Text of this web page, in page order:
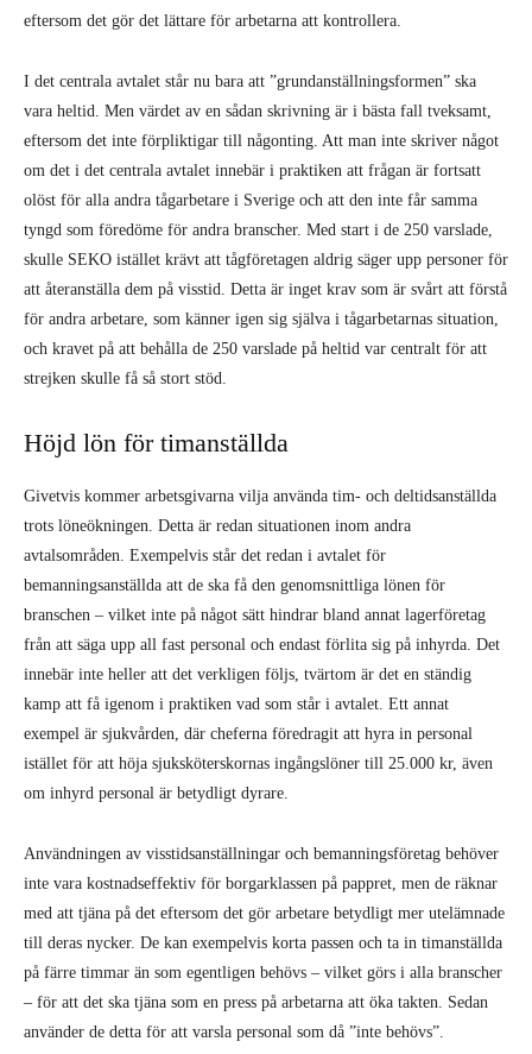
eftersom det gör det lättare för arbetarna att kontrollera.
I det centrala avtalet står nu bara att ”grundanställningsformen” ska
vara heltid. Men värdet av en sådan skrivning är i bästa fall tveksamt,
eftersom det inte förpliktigar till någonting. Att man inte skriver något
om det i det centrala avtalet innebär i praktiken att frågan är fortsatt
olöst för alla andra tågarbetare i Sverige och att den inte får samma
tyngd som föredöme för andra branscher. Med start i de 250 varslade,
skulle SEKO istället krävt att tågföretagen aldrig säger upp personer för
att återanställa dem på visstid. Detta är inget krav som är svårt att förstå
för andra arbetare, som känner igen sig själva i tågarbetarnas situation,
och kravet på att behålla de 250 varslade på heltid var centralt för att
strejken skulle få så stort stöd.
Höjd lön för timanställda
Givetvis kommer arbetsgivarna vilja använda tim- och deltidsanställda
trots löneökningen. Detta är redan situationen inom andra
avtalsområden. Exempelvis står det redan i avtalet för
bemanningsanställda att de ska få den genomsnittliga lönen för
branschen – vilket inte på något sätt hindrar bland annat lagerföretag
från att säga upp all fast personal och endast förlita sig på inhyrda. Det
innebär inte heller att det verkligen följs, tvärtom är det en ständig
kamp att få igenom i praktiken vad som står i avtalet. Ett annat
exempel är sjukvården, där cheferna föredragit att hyra in personal
istället för att höja sjuksköterskornas ingångslöner till 25.000 kr, även
om inhyrd personal är betydligt dyrare.
Användningen av visstidsanställningar och bemanningsföretag behöver
inte vara kostnadseffektiv för borgarklassen på pappret, men de räknar
med att tjäna på det eftersom det gör arbetare betydligt mer utelämnade
till deras nycker. De kan exempelvis korta passen och ta in timanställda
på färre timmar än som egentligen behövs – vilket görs i alla branscher
– för att det ska tjäna som en press på arbetarna att öka takten. Sedan
använder de detta för att varsla personal som då ”inte behövs”.